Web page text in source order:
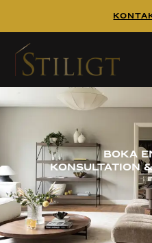
Boka
konsultation